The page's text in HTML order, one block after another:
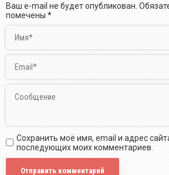
Ваш e-mail не будет опубликован.
помечены *
Сохранить моё имя, email и адрес
последующих моих комментариев.